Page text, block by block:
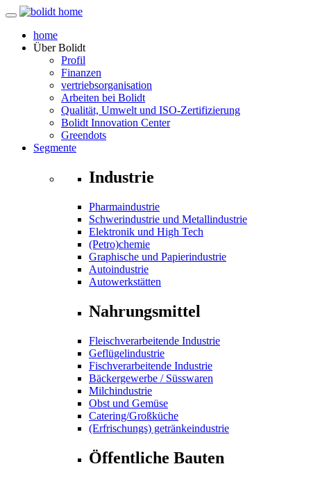
home
ÜberBolidt
Profil
Finanzen
vertriebsorganisation
Arbeiten bei Bolidt
Qualität, Umwelt und ISO-Zertifizierung
Bolidt Innovation Center
Greendots
Segmente
Industrie
Pharmaindustrie
Schwerindustrie und Metallindustrie
Elektronik und High Tech
(Petro)chemie
Graphische und Papierindustrie
Autoindustrie
Autowerkstätten
Nahrungsmittel
Fleischverarbeitende Industrie
Geflügelindustrie
Fischverarbeitende Industrie
Bäckergewerbe / Süsswaren
Milchindustrie
Obst und Gemüse
Catering/Großküche
(Erfrischungs) getränkeindustrie
Öffentliche Bauten